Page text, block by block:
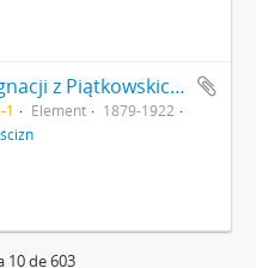
Bilet wizytowy Ignacji z Piątkowskich Kuczborskiej z odręczną notatką do Pana Profesora (awers)
1 Element
1879-1922
10 de 603